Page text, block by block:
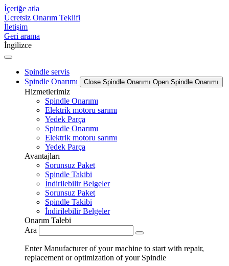
İçeriğe atla
Ücretsiz Onarım Teklifi
İletişim
Geri arama
İngilizce
Spindle servis
Spindle Onarımı
Close Spindle Onarımı Open Spindle Onarımı
Hizmetlerimiz
Spindle Onarımı
Elektrik motoru sarımı
Yedek Parça
Spindle Onarımı
Elektrik motoru sarımı
Yedek Parça
Avantajları
Sorunsuz Paket
Spindle Takibi
İndirilebilir Belgeler
Sorunsuz Paket
Spindle Takibi
İndirilebilir Belgeler
Onarım Talebi
Ara
Enter Manufacturer of your machine to start with repair,
replacement or optimization of your Spindle